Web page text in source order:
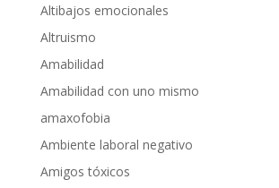
Altibajos emocionales
Altruismo
Amabilidad
Amabilidad con uno mismo
amaxofobia
Ambiente laboral negativo
Amigos tóxicos